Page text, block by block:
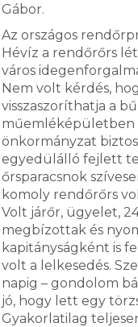
Gábor.
Az országos
Hévíz a rendőrőrs
város
Nem volt kérdés,
visszaszoríthatja a
műemléképületben
önkormányzat
egyedülálló fejlett
őrsparacsnok
komoly rendőrőrs
Volt járőr, ügyelet,
megbízottak és
kapitányságként is
volt a lelkesedés.
napig – gondolom
jó, hogy lett egy
Gyakorlatilag